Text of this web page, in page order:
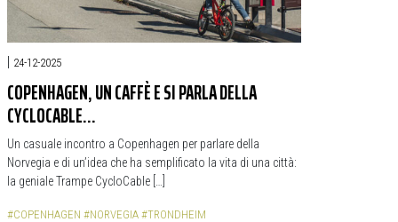
| 24-12-2025
COPENHAGEN, UN CAFFÈ E SI PARLA DELLA
CYCLOCABLE…
Un casuale incontro a Copenhagen per parlare della
Norvegia e di un’idea che ha semplificato la vita di una città:
la geniale Trampe CycloCable […]
#COPENHAGEN #NORVEGIA #TRONDHEIM